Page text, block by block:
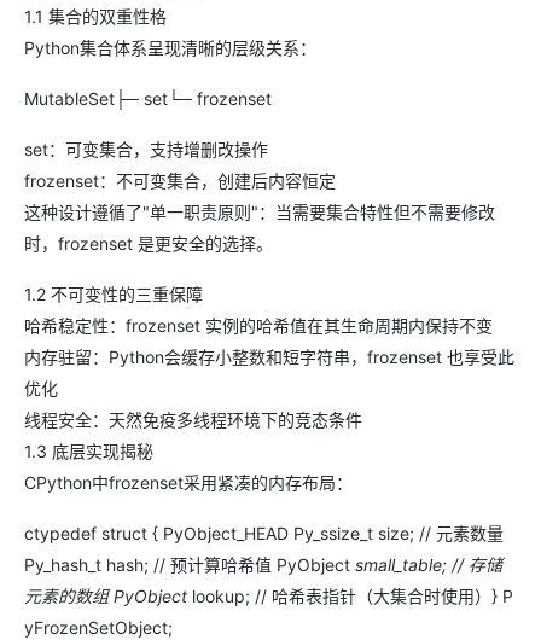
1.1 集合的双重性格
Python集合体系呈现清晰的层级关系：
MutableSet├─ set└─ frozenset
set：可变集合，支持增删改操作
frozenset：不可变集合，创建后内容恒定
这种设计遵循了"单一职责原则"：当需要集合特性但不需要修改
时，frozenset 是更安全的选择。
1.2 不可变性的三重保障
哈希稳定性：frozenset 实例的哈希值在其生命周期内保持不变
内存驻留：Python会缓存小整数和短字符串，frozenset 也享受此
优化
线程安全：天然免疫多线程环境下的竞态条件
1.3 底层实现揭秘
CPython中frozenset采用紧凑的内存布局：
ctypedef struct { PyObject_HEAD Py_ssize_t size; // 元素数量
Py_hash_t hash; // 预计算哈希值 PyObject small_table; // 存储
元素的数组 PyObject lookup; // 哈希表指针（大集合时使用）} P
yFrozenSetObject;